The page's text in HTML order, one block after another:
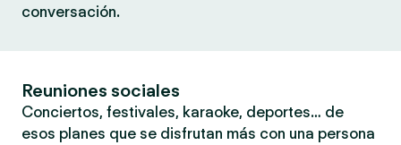
conversación.
Reuniones sociales
Conciertos, festivales, karaoke, deportes… de
esos planes que se disfrutan más con una persona